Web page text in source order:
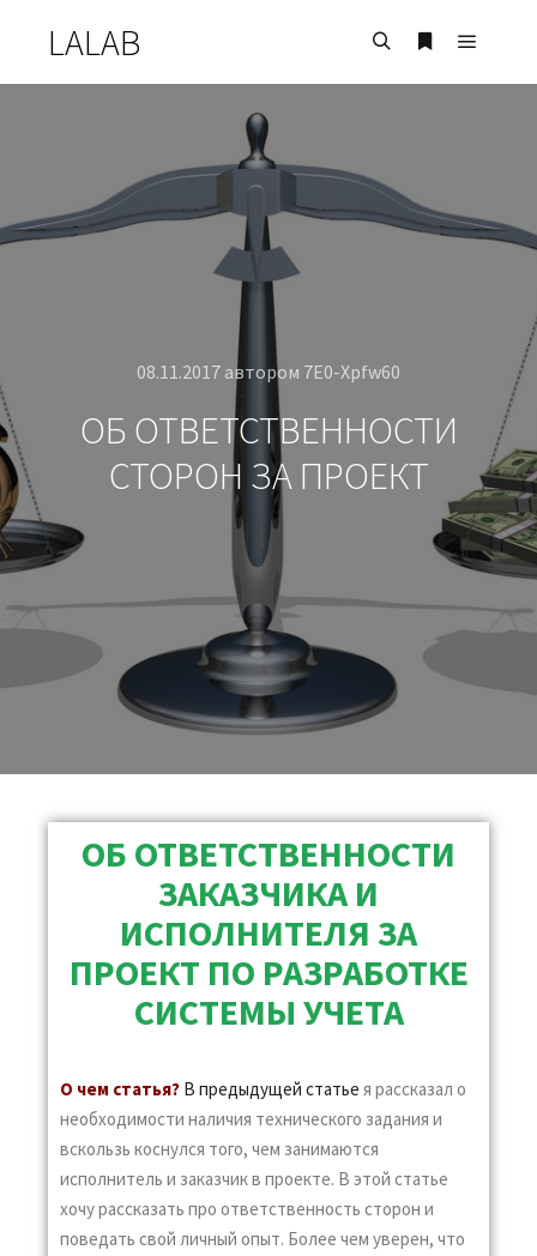
LALAB
08.11.2017 автором 7E0-Xpfw60
ОБ ОТВЕТСТВЕННОСТИ
СТОРОН ЗА ПРОЕКТ
ОБ ОТВЕТСТВЕННОСТИ
ЗАКАЗЧИКА И
ИСПОЛНИТЕЛЯ ЗА
ПРОЕКТ ПО РАЗРАБОТКЕ
СИСТЕМЫ УЧЕТА
О чем статья? В предыдущей статье я рассказал о
необходимости наличия технического задания и
вскользь коснулся того, чем занимаются
исполнитель и заказчик в проекте. В этой статье
хочу рассказать про ответственность сторон и
поведать свой личный опыт. Более чем уверен, что